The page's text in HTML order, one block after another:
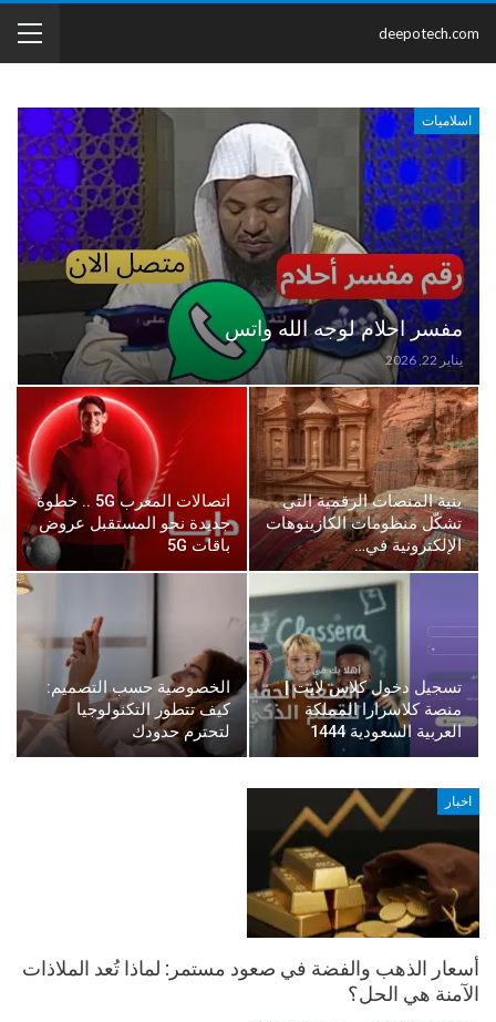
deepotech.com
اسلاميات
مفسر احلام لوجه الله واتس
يناير 22, 2026
بنية المنصات الرقمية التي
تشكّل منظومات الكازينوهات
الإلكترونية في…
اتصالات المغرب 5G .. خطوة
جديدة نحو المستقبل عروض
باقات 5G
تسجيل دخول كلاس لايت |
منصة كلاسرارا المملكة
العربية السعودية 1444
الخصوصية حسب التصميم:
كيف تتطور التكنولوجيا
لتحترم حدودك
اخبار
أسعار الذهب والفضة في صعود مستمر: لماذا تُعد الملاذات
الآمنة هي الحل؟